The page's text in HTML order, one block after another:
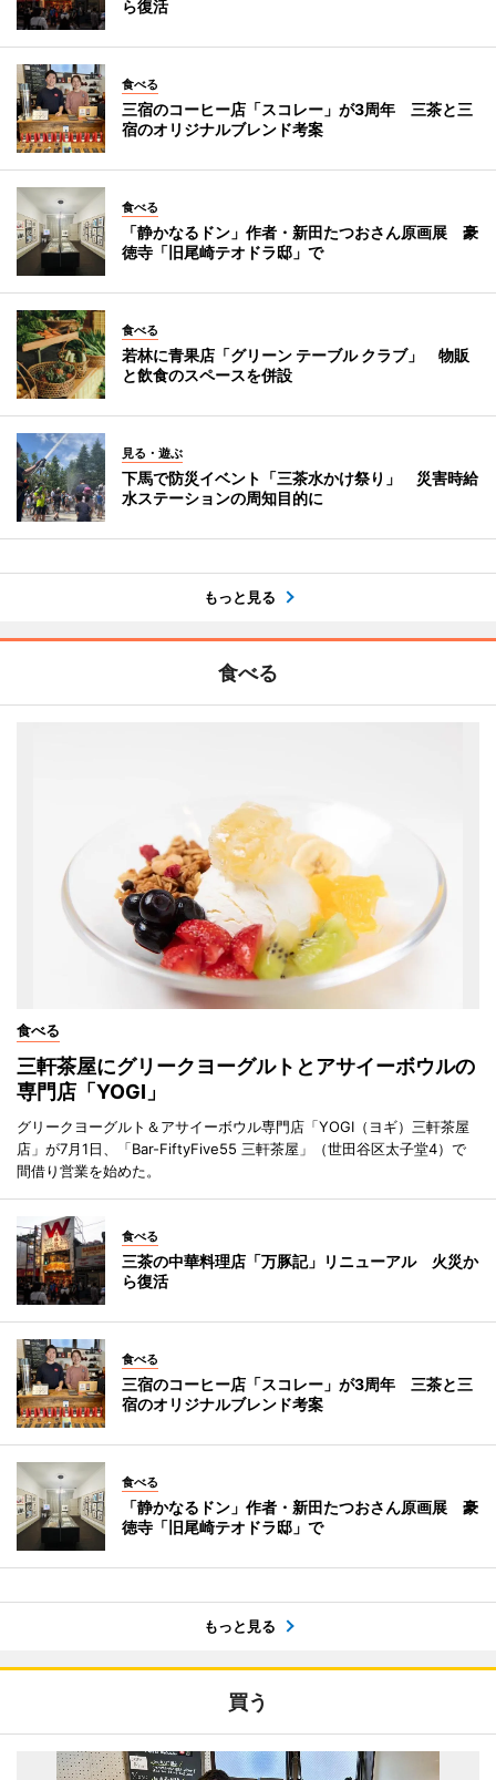
ら復活
食べる
三宿のコーヒー店「スコレー」が3周年 三茶と三
宿のオリジナルブレンド考案
食べる
「静かなるドン」作者・新田たつおさん原画展 豪
徳寺「旧尾崎テオドラ邸」で
食べる
若林に青果店「グリーン テーブル クラブ」 物販
と飲食のスペースを併設
見る・遊ぶ
下馬で防災イベント「三茶水かけ祭り」 災害時給
水ステーションの周知目的に
もっと見る
食べる
食べる
三軒茶屋にグリークヨーグルトとアサイーボウルの
専門店「YOGI」
グリークヨーグルト＆アサイーボウル専門店「YOGI（ヨギ）三軒茶屋
店」が7月1日、「Bar-FiftyFive55 三軒茶屋」（世田谷区太子堂4）で
間借り営業を始めた。
食べる
三茶の中華料理店「万豚記」リニューアル 火災か
ら復活
食べる
三宿のコーヒー店「スコレー」が3周年 三茶と三
宿のオリジナルブレンド考案
食べる
「静かなるドン」作者・新田たつおさん原画展 豪
徳寺「旧尾崎テオドラ邸」で
もっと見る
買う